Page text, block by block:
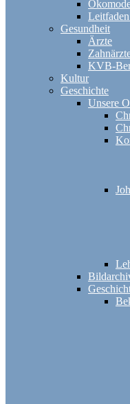
Gesundheit
Ärzte
KVB-
Kultur
Geschichte
Unsere